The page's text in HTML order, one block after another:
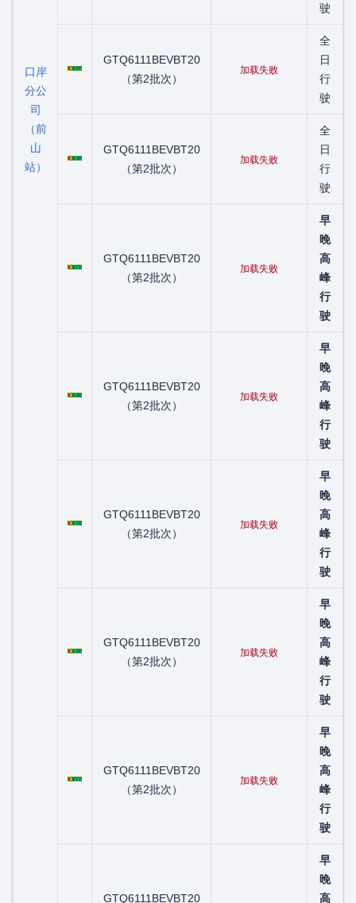
口岸
分公
司
（前
山
站）
驶
粤C01592D
GTQ6111BEVBT20
（第2批次）
加载失败
全
日
行
驶
粤C01639D
GTQ6111BEVBT20
（第2批次）
加载失败
全
日
行
驶
粤C01675D
GTQ6111BEVBT20
（第2批次）
加载失败
早
晚
高
峰
行
驶
粤C01703D
GTQ6111BEVBT20
（第2批次）
加载失败
早
晚
高
峰
行
驶
粤C01753D
GTQ6111BEVBT20
（第2批次）
加载失败
早
晚
高
峰
行
驶
粤C01769D
GTQ6111BEVBT20
（第2批次）
加载失败
早
晚
高
峰
行
驶
粤C01915D
GTQ6111BEVBT20
（第2批次）
加载失败
早
晚
高
峰
行
驶
粤C01921D
GTQ6111BEVBT20
早
晚
高